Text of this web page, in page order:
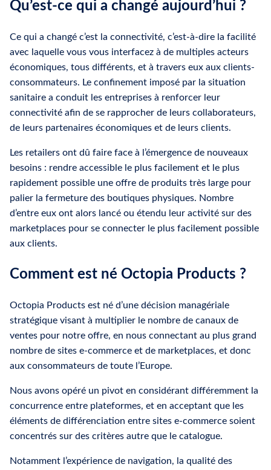
Qu’est-ce qui a changé aujourd’hui ?
Ce qui a changé c’est la connectivité, c’est-à-dire la facilité
avec laquelle vous vous interfacez à de multiples acteurs
économiques, tous différents, et à travers eux aux clients-
consommateurs. Le confinement imposé par la situation
sanitaire a conduit les entreprises à renforcer leur
connectivité afin de se rapprocher de leurs collaborateurs,
de leurs partenaires économiques et de leurs clients.
Les retailers ont dû faire face à l’émergence de nouveaux
besoins : rendre accessible le plus facilement et le plus
rapidement possible une offre de produits très large pour
palier la fermeture des boutiques physiques. Nombre
d’entre eux ont alors lancé ou étendu leur activité sur des
marketplaces pour se connecter le plus facilement possible
aux clients.
Comment est né Octopia Products ?
Octopia Products est né d’une décision managériale
stratégique visant à multiplier le nombre de canaux de
ventes pour notre offre, en nous connectant au plus grand
nombre de sites e-commerce et de marketplaces, et donc
aux consommateurs de toute l’Europe.
Nous avons opéré un pivot en considérant différemment la
concurrence entre plateformes, et en acceptant que les
éléments de différenciation entre sites e-commerce soient
concentrés sur des critères autre que le catalogue.
Notamment l’expérience de navigation, la qualité des